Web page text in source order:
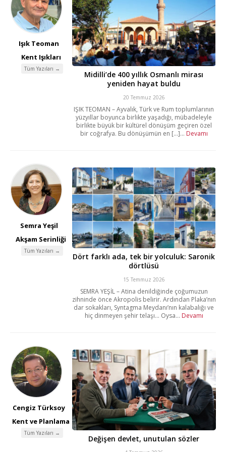
Işık Teoman
Kent Işıkları
Tüm Yazıları →
Midilli’de 400 yıllık Osmanlı mirası
yeniden hayat buldu
20 Temmuz 2026
IŞIK TEOMAN – Ayvalık, Türk ve Rum toplumlarının
yüzyıllar boyunca birlikte yaşadığı, mübadeleyle
birlikte büyük bir kültürel dönüşüm geçiren özel
bir coğrafya. Bu dönüşümün en [...]... Devamı
Semra Yeşil
Akşam Serinliği
Tüm Yazıları →
Dört farklı ada, tek bir yolculuk: Saronik
dörtlüsü
15 Temmuz 2026
SEMRA YEŞİL – Atina denildiğinde çoğumuzun
zihninde önce Akropolis belirir. Ardından Plaka’nın
dar sokakları, Syntagma Meydanı’nın kalabalığı ve
hiç dinmeyen şehir telaşı… Oysa... Devamı
Cengiz Türksoy
Kent ve Planlama
Tüm Yazıları →
Değişen devlet, unutulan sözler